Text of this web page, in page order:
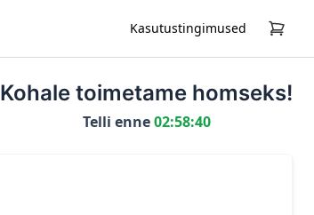
Kasutustingimused
Kohale toimetame homseks!
Telli enne 02:58:40